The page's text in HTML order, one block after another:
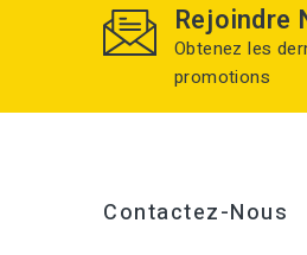
Rejoindre
Obtenez les
promotions
Contactez-Nous